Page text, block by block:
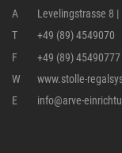
A
Levelingstrasse 8 |
T
+49 (89) 4549070
F
+49 (89) 45490777
W
www.stolle-
E
info@arve-